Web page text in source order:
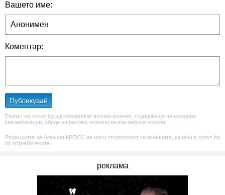
Вашето име:
Коментар:
Публикувай
Екипът на cross.bg ще премахват всички мнения, съдържащи нецензурни
квалификации, обиди на расова, етническа или верска основа.
Редакцията на Агенция КРОСС не носи отговорност за мненията, качени в cross.bg
от потребителите.
реклама